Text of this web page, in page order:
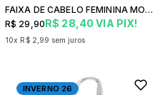
FAIXA DE CABELO FEMININA MOVING FREESURF FUSION FITNESS
R$ 28,40 VIA PIX!
R$ 29,90
10x R$ 2,99 sem juros
INVERNO 26